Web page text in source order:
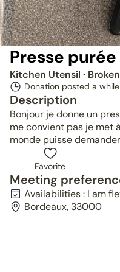
Presse purée
Kitchen Utensil · Broken
Donation posted a
Description
Bonjour je donne un
me convient pas je met
monde puisse demander
Favorite
Meeting
Availabilities : I am
Bordeaux, 33000